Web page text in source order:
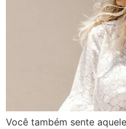
Você também sente